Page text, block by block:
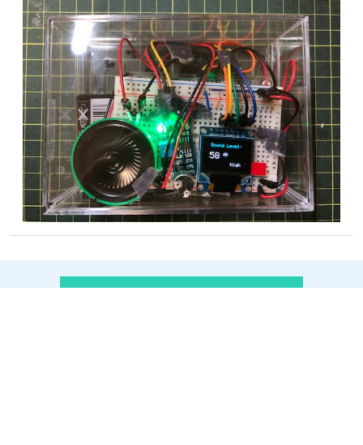
  Serial.println("Init audio
recorder===============");
  theAudio->begin();
  theAudio-
>setRecorderMode(AS_SETRECDR_STS_INPUTDEVICE_MI
C);
  // rec settings:
  // FORMAT = PCM_16
  // DSP_codec_path = /mnt/sd0/BIN
  // sample_freq 16000Hz, MONO
  int err = theAudio-
>initRecorder(AS_CODECTYPE_PCM,
    "/mnt/sd0/BIN", AS_SAMPLINGRATE_16000,